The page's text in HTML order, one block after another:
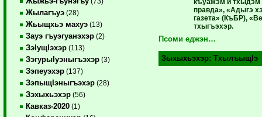
Жылагъуэ (28)
Жьыщхьэ махуэ (13)
Зауэ гъуэгуанэхэр (2)
ЗэIущIэхэр (113)
ЗэгурыIуэныгъэхэр (3)
Зэпеуэхэр (137)
ЗэпыщIэныгъэхэр (28)
Зэхыхьэхэр (56)
Кавказ-2020 (1)
къуажэм и тхыдэм
правда», «Адыгэ
газета» (КъБР),
тхыгъэхэр.
Псоми еджэн…
Зыхыхьэхэр: ТхылъыщIэ